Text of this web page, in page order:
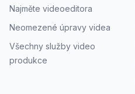
Najměte videoeditora
Neomezené úpravy videa
Všechny služby video
produkce